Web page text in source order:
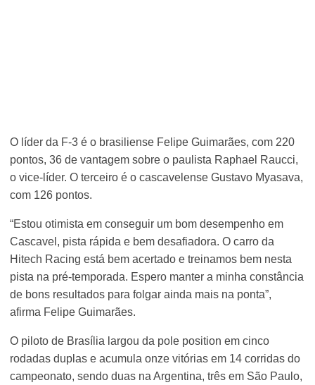
O líder da F-3 é o brasiliense Felipe Guimarães, com 220
pontos, 36 de vantagem sobre o paulista Raphael Raucci,
o vice-líder. O terceiro é o cascavelense Gustavo Myasava,
com 126 pontos.
“Estou otimista em conseguir um bom desempenho em
Cascavel, pista rápida e bem desafiadora. O carro da
Hitech Racing está bem acertado e treinamos bem nesta
pista na pré-temporada. Espero manter a minha constância
de bons resultados para folgar ainda mais na ponta”,
afirma Felipe Guimarães.
O piloto de Brasília largou da pole position em cinco
rodadas duplas e acumula onze vitórias em 14 corridas do
campeonato, sendo duas na Argentina, três em São Paulo,